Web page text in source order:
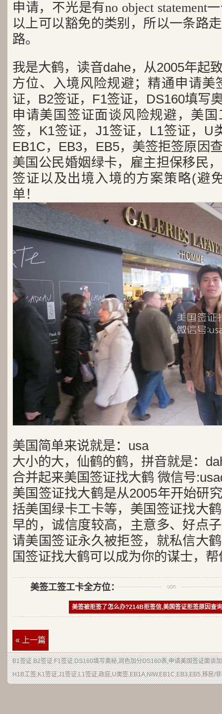
申请，不光是有no object statement
以上可以豁免的类别，所以一条路
路。
我是大鹤，读音dahe，从2005年起
方位、入境风险规避；精通申请美
证，B2签证，F1签证，DS160填写
申请美国签证面谈风险规避，美
签，K1签证，J1签证，L1签证，U
EB1C，EB3，EB5，美签拒签原因
美国公民婚姻绿卡，雇主担保移民
签证以及出境入境的方案策略(避
单！
美国简单来说就是：usa
大小的大，仙鹤的鹤，拼音就是：
合并起来美国签证找大鹤 微信号
美国签证找大鹤是从2005年开始研
括美国绿卡工卡等，美国签证找大
早的，诚信度较高，主意多、好点
请美国签证永久被拒签，就私信大
国签证找大鹤可以成为你的谋士，
美签工签工卡全方位：
美签被拒签了怎么办?214B拒签信,美国签证拒签原因查询
« 上一篇
B1签证.B2签证.F1签证.DS160填写奥秘,润色加分DS160表,申请美国签证面谈
H1B工签,K1签证,J1签证,L1签证,政庇,U类签,EB1A,NIW,EB1C,EB3,EB5,移民/